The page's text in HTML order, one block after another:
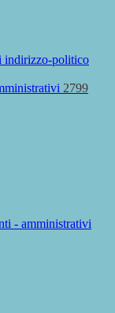
indirizzo-politico
2799
- amministrativi